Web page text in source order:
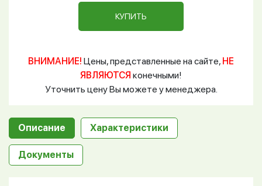
КУПИТЬ
ВНИМАНИЕ! Цены, представленные на сайте, НЕ
ЯВЛЯЮТСЯ конечными!
Уточнить цену Вы можете у менеджера.
Описание Характеристики
Документы